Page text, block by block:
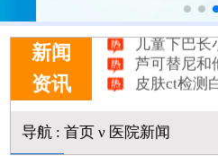
新闻
资讯
伍德灯下白斑
儿童下巴长
芦可替尼和他
皮肤ct检测
白斑摸着光滑
导航: 首页ν 医院新闻